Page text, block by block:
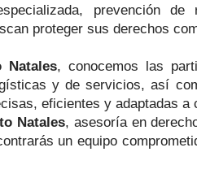
prevención
proteger sus derechos
Natales, conocemos las
y de servicios, así
eficientes y adaptadas a
Natales, asesoría en
un equipo